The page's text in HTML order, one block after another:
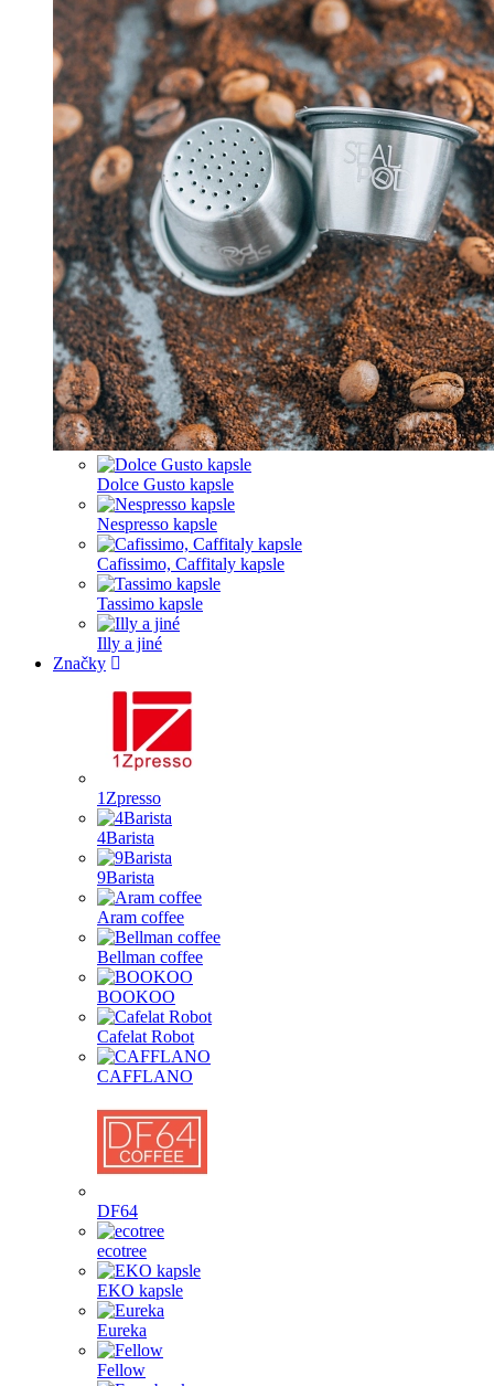
Dolce Gusto kapsle
Nespresso kapsle
Cafissimo, Caffitaly kapsle
Tassimo kapsle
Illy a jiné
Značky
1Zpresso
4Barista
9Barista
Aram coffee
Bellman coffee
BOOKOO
Cafelat Robot
CAFFLANO
DF64
ecotree
EKO kapsle
Eureka
Fellow